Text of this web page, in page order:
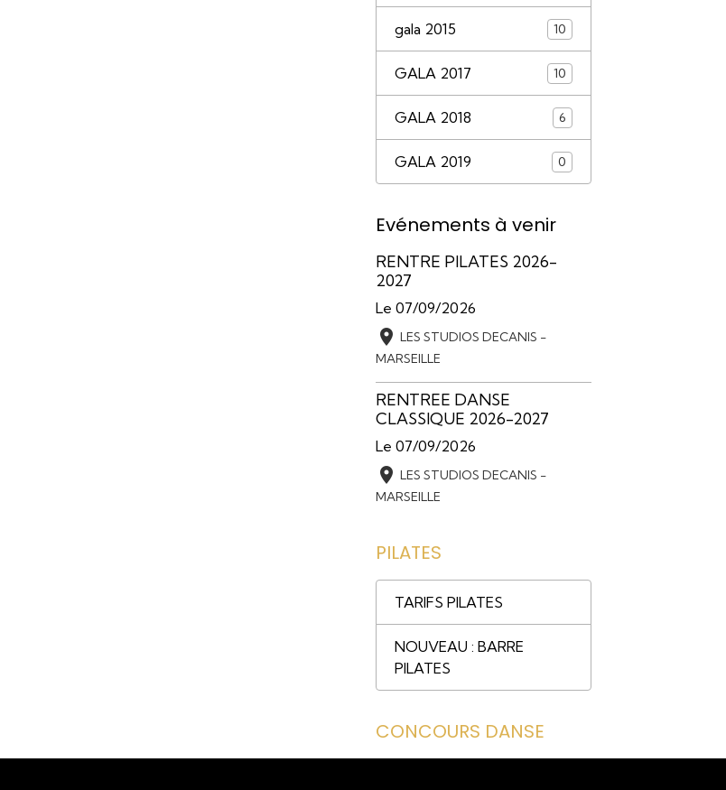
gala 2015 10
GALA 2017 10
GALA 2018 6
GALA 2019 0
Evénements à venir
RENTRE PILATES 2026-
2027
Le 07/09/2026
LES STUDIOS DECANIS -
MARSEILLE
RENTREE DANSE
CLASSIQUE 2026-2027
Le 07/09/2026
LES STUDIOS DECANIS -
MARSEILLE
PILATES
TARIFS PILATES
NOUVEAU : BARRE
PILATES
CONCOURS DANSE